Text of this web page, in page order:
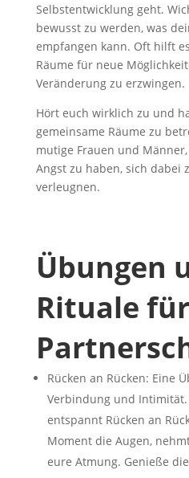
Selbstentwicklung geht.
bewusst zu werden, was
empfangen kann. Oft hilft
Räume für neue
Veränderung zu erzwingen.
Hört euch wirklich zu und
gemeinsame Räume zu
mutige Frauen und
Angst zu haben, sich dabei
verleugnen.
Übungen
Rituale
Rücken an Rücken: Eine
Verbindung und Intimität.
entspannt Rücken an
Moment die Augen,
eure Atmung. Genieße